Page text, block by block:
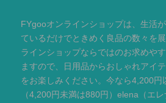
FYgooオンラインショップは、生活
ているだけでときめく良品の数々を
ラインショップならではのお求めや
ますので、日用品からおしゃれアイ
をお楽しみください。今なら4,200円
（4,200円未満は880円）elena（エ